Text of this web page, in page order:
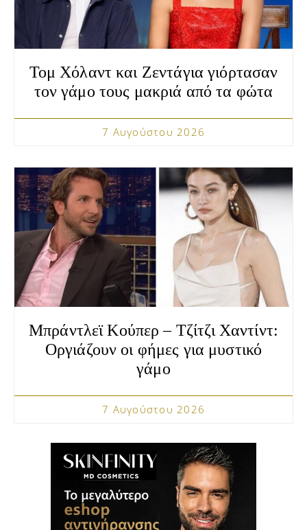
Τομ Χόλαντ και Ζεντάγια γιόρτασαν
τον γάμο τους μακριά από τα φώτα
7 Αυγούστου 2026
Μπράντλεϊ Κούπερ – Τζίτζι Χαντίντ:
Οργιάζουν οι φήμες για μυστικό
γάμο
7 Αυγούστου 2026